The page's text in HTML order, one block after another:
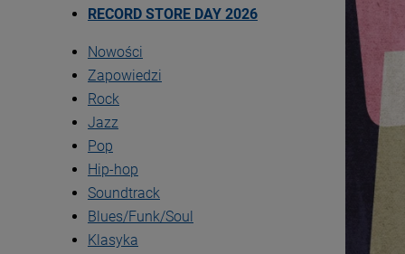
RECORD STORE DAY 2026
Nowości
Zapowiedzi
Rock
Jazz
Pop
Hip-hop
Soundtrack
Blues/Funk/Soul
Klasyka